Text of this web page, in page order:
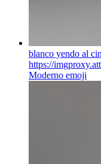
blanco yendo al
https://
Moderno emoji